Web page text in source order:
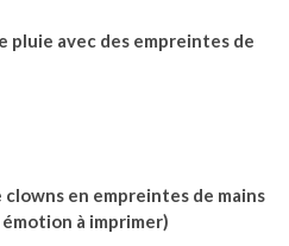
pluie avec des empreintes de
clowns en empreintes de mains
à imprimer)